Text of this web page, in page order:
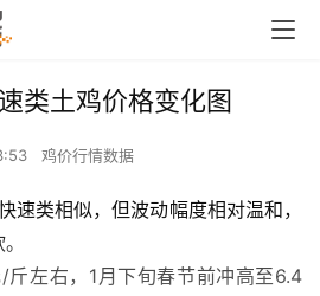
类土鸡价格变化图
鸡价行情数据
速类相似，但波动幅度相对温和，
左右，1月下旬春节前冲高至6.4